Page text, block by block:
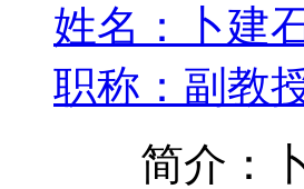
姓名：卜建
职称：副教
简介：卜